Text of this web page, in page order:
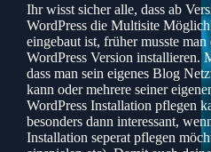
Ihr wisst sicher alle, dass ab
WordPress die Multisite
eingebaut ist, früher musste
WordPress Version installieren.
dass man sein eigenes Blog
kann oder mehrere seiner
WordPress Installation pflegen
besonders dann interessant,
Installation seperat pflegen